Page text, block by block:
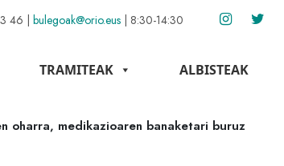
46 | bulegoak@orio.eus | 8:30-14:30
TRAMITEAK ALBISTEAK
oharra, medikazioaren banaketari buruz